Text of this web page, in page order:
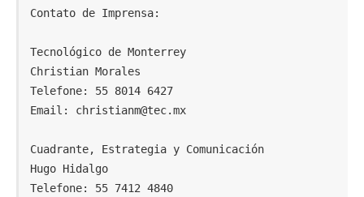
Contato de Imprensa:
Tecnológico de Monterrey
Christian Morales
Telefone: 55 8014 6427
Email: christianm@tec.mx
Cuadrante, Estrategia y Comunicación
Hugo Hidalgo
Telefone: 55 7412 4840